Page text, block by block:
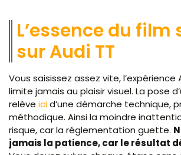
L’essence du film
sur Audi TT
Vous saisissez assez vite, l’expérience
limite jamais au plaisir visuel. La pose
relève icid’une démarche technique,
méthodique. Ainsi la moindre
risque, car la réglementation guette.
jamais la patience, car le résultat